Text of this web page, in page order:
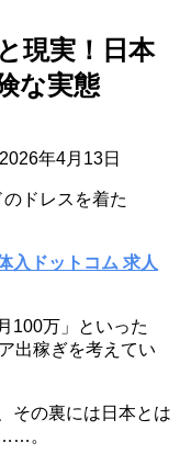
現実！日本
な実態
年4月13日
100万」といった
出稼ぎを考えてい
その裏には日本とは
。